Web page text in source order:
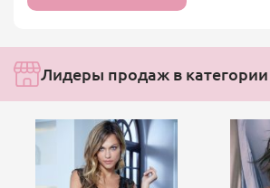
Лидеры продаж в